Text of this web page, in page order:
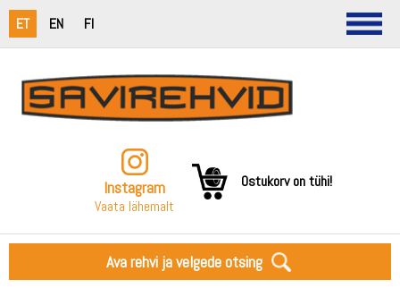
ET EN FI
Instagram
Vaata lähemalt
Ostukorv on tühi!
Ava rehvi ja velgede otsing